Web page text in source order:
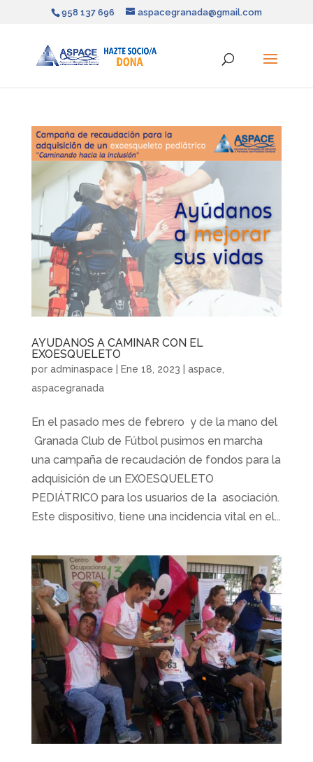
958 137 696 aspacegranada@gmail.com
AYUDANOS A CAMINAR CON EL
EXOESQUELETO
por adminaspace Ene 18, 2023 aspace
aspacegranada
En el pasado mes de febrero y de la mano del
Granada Club de Fútbol pusimos en marcha
una campaña de recaudación de fondos para la
adquisición de un EXOESQUELETO
PEDIÁTRICO para los usuarios de la asociación.
Este dispositivo, tiene una incidencia vital en el...